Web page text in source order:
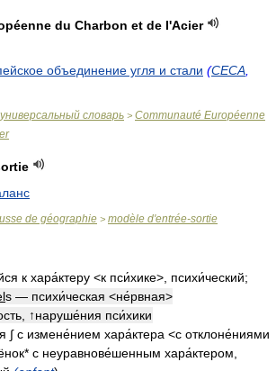
du Charbon et de l'Acier
объединение угля и стали (CECA
словарь > Communauté Européenne
de géographie > modèle d'entrée-sortie
к хара́ктеру <к пси́хике>, психи́ческий;
s — психи́ческая <не́рвная>
↑наруше́ния пси́хики
∫ с измене́нием хара́ктера <с отклоне́ниями
с неуравнове́шенным хара́ктером,